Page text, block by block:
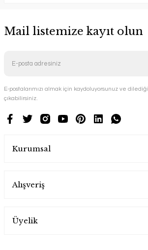
Mail listemize kayıt olun
E-postalarımızı almak için kaydoluyorsunuz ve
çıkabilirsiniz.
Kurumsal
Alışveriş
Üyelik